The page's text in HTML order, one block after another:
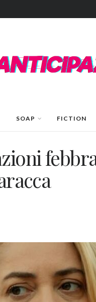
SOAP FICTION